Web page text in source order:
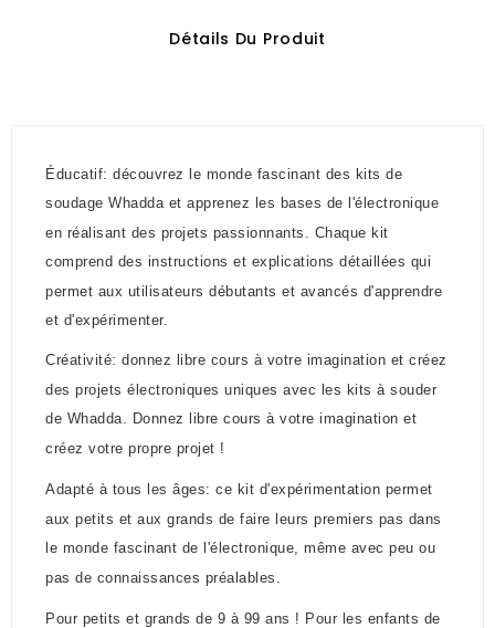
Détails Du Produit
Éducatif: découvrez le monde fascinant des kits de
soudage Whadda et apprenez les bases de l'électronique
en réalisant des projets passionnants. Chaque kit
comprend des instructions et explications détaillées qui
permet aux utilisateurs débutants et avancés d'apprendre
et d'expérimenter.
Créativité: donnez libre cours à votre imagination et créez
des projets électroniques uniques avec les kits à souder
de Whadda. Donnez libre cours à votre imagination et
créez votre propre projet !
Adapté à tous les âges: ce kit d'expérimentation permet
aux petits et aux grands de faire leurs premiers pas dans
le monde fascinant de l'électronique, même avec peu ou
pas de connaissances préalables.
Pour petits et grands de 9 à 99 ans ! Pour les enfants de